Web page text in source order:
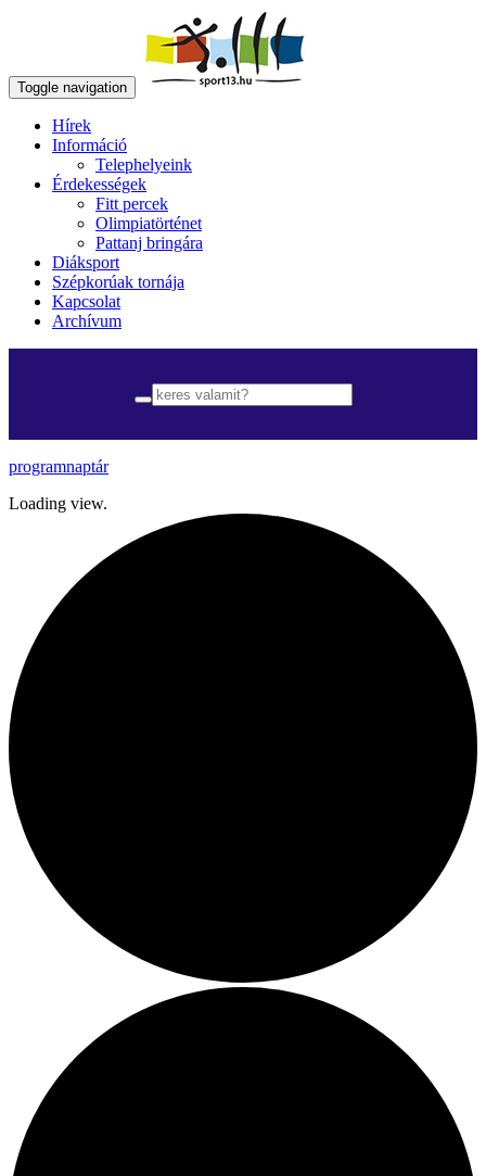
Toggle navigation
Hírek
Információ
Telephelyeink
Érdekességek
Fitt percek
Olimpiatörténet
Pattanj bringára
Diáksport
Szépkorúak tornája
Kapcsolat
Archívum
programnaptár
Loading view.